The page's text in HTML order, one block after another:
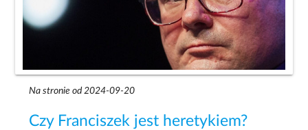
Na stronie od 2024-09-20
Czy Franciszek jest heretykiem?